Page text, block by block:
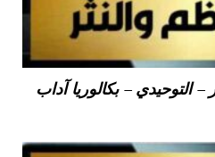
– بكالوريا آداب